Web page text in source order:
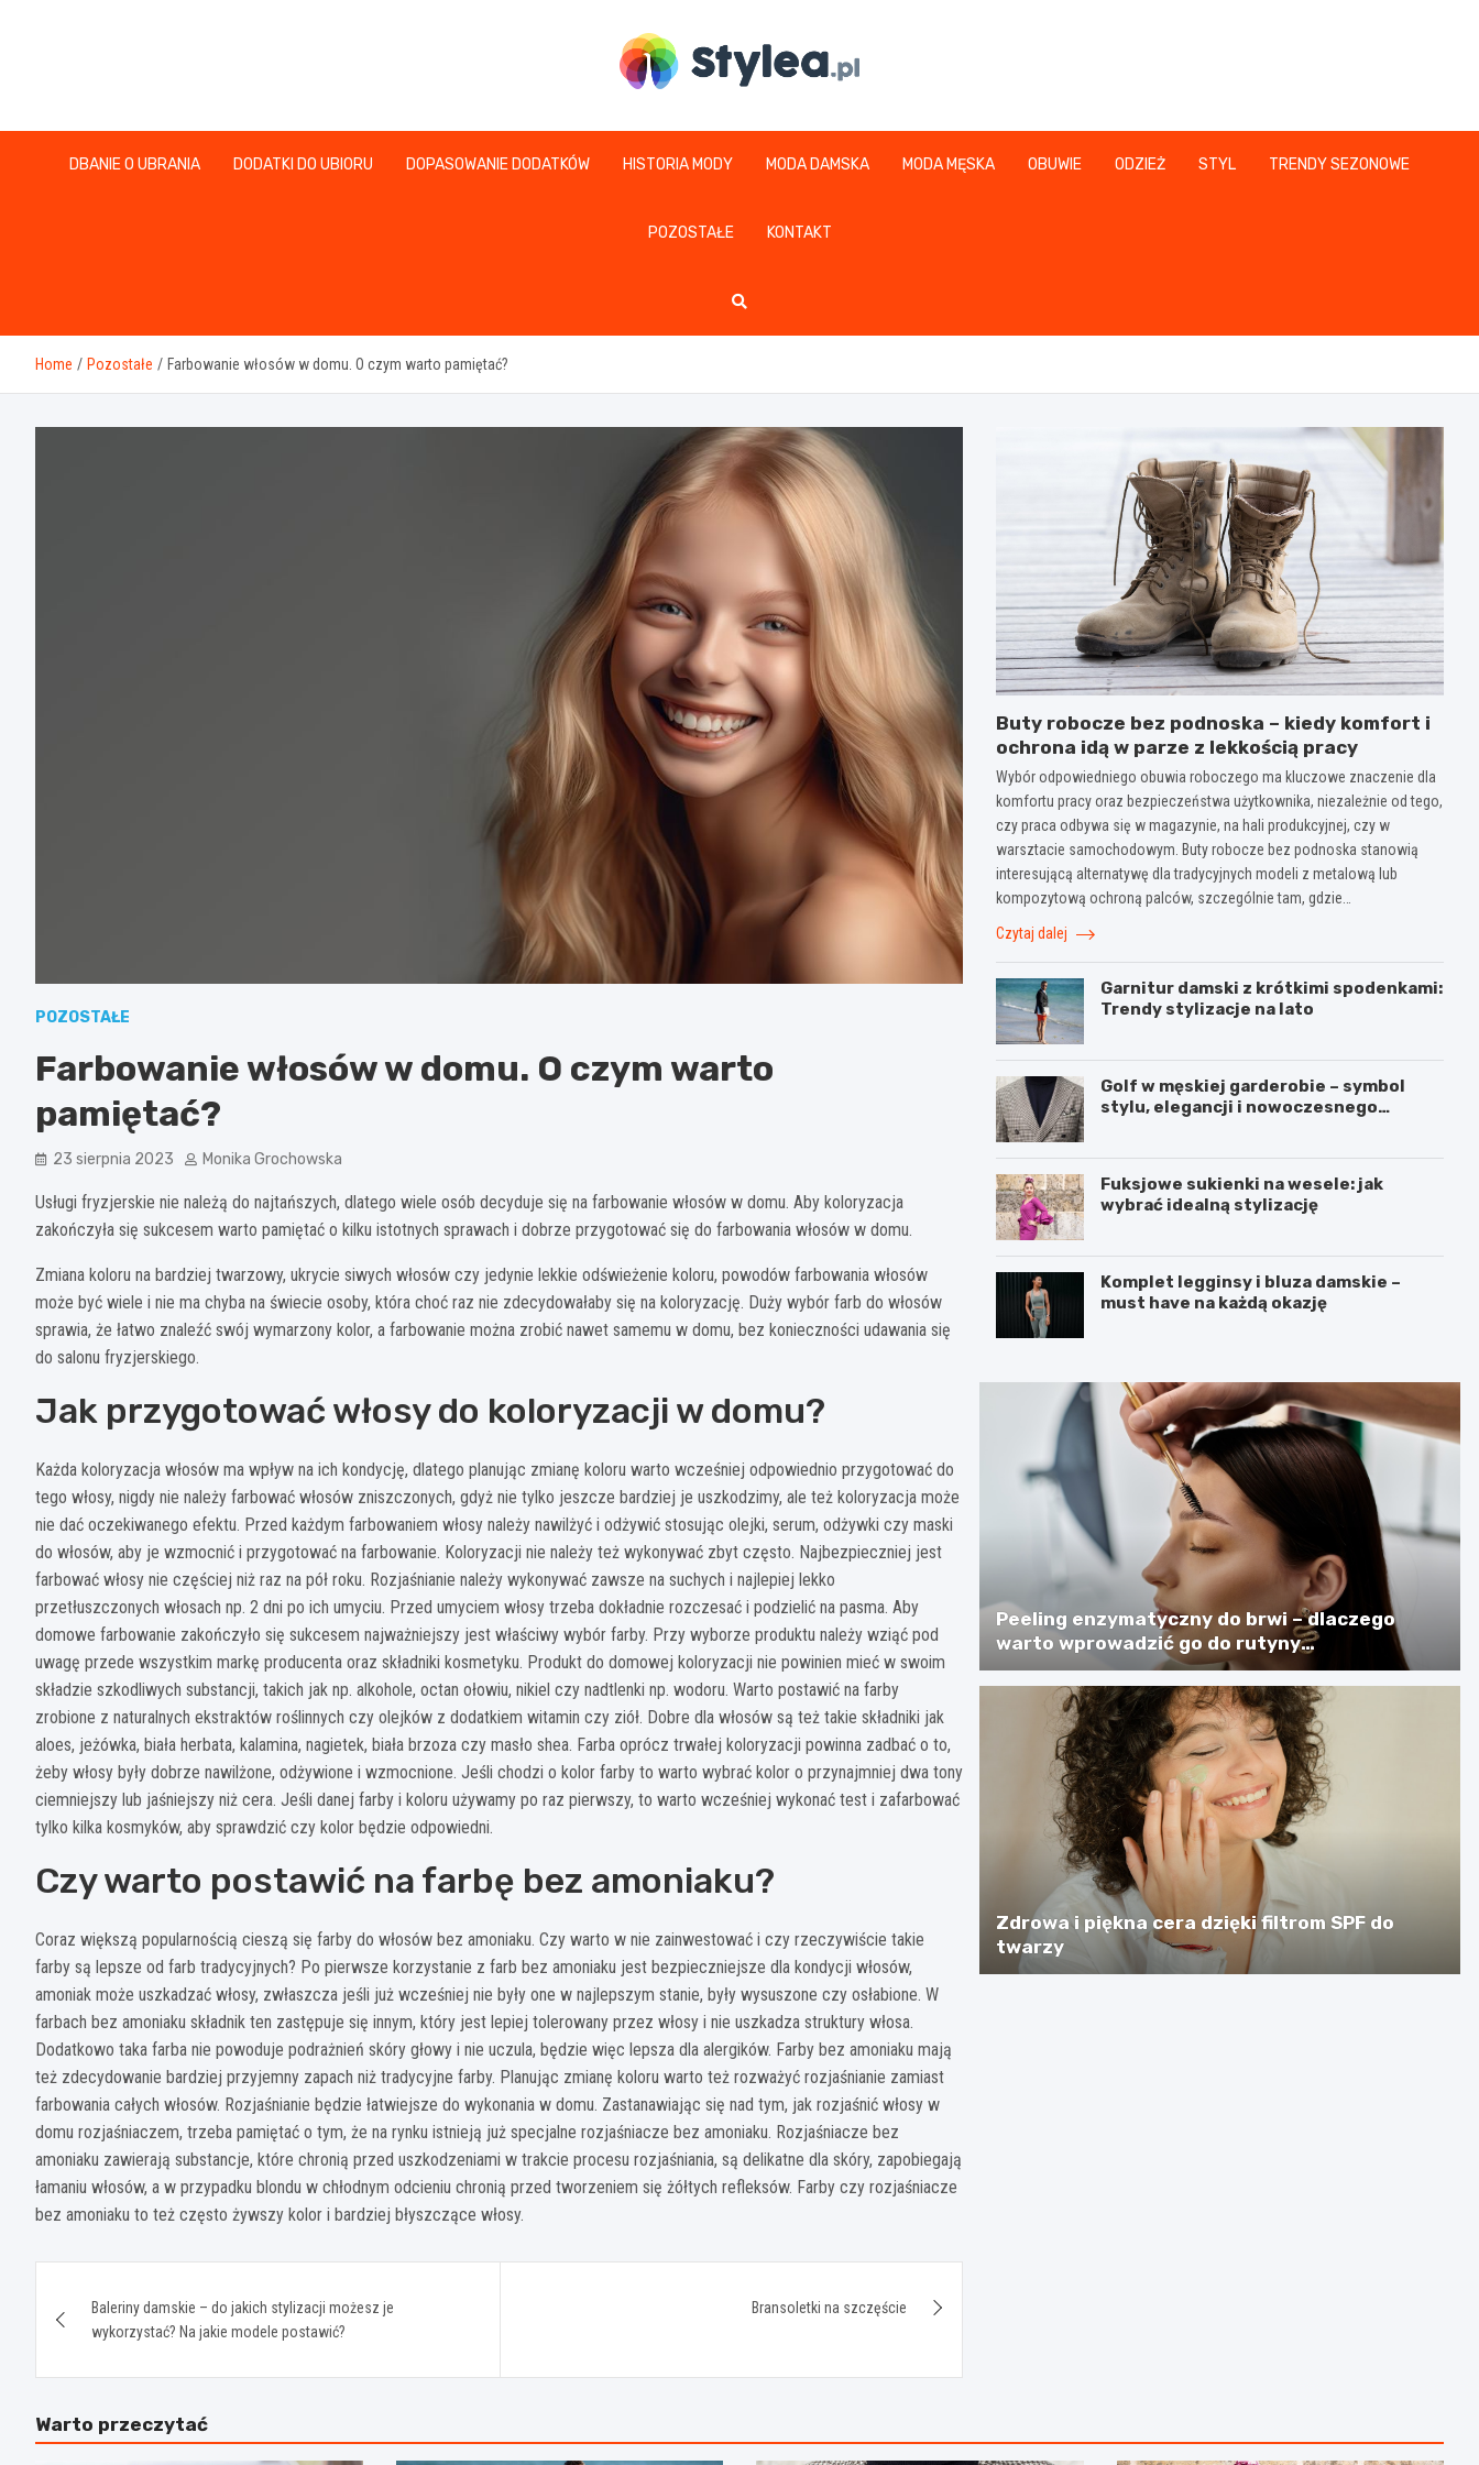
stylea.pl
DBANIE O UBRANIA DODATKI DO UBIORU DOPASOWANIE DODATKÓW HISTORIA MODY MODA DAMSKA MODA MĘSKA OBUWIE ODZIEŻ STYL TRENDY SEZONOWE
POZOSTAŁE KONTAKT
Home Pozostałe Farbowanie włosów w domu. O czym warto pamiętać?
POZOSTAŁE
Farbowanie włosów w domu. O czym warto
pamiętać?
23 sierpnia 2023 Monika Grochowska
Usługi fryzjerskie nie należą do najtańszych, dlatego wiele osób decyduje się na farbowanie włosów w domu. Aby koloryzacja
zakończyła się sukcesem warto pamiętać o kilku istotnych sprawach i dobrze przygotować się do farbowania włosów w domu.
Zmiana koloru na bardziej twarzowy, ukrycie siwych włosów czy jedynie lekkie odświeżenie koloru, powodów farbowania włosów
może być wiele i nie ma chyba na świecie osoby, która choć raz nie zdecydowałaby się na koloryzację. Duży wybór farb do włosów
sprawia, że łatwo znaleźć swój wymarzony kolor, a farbowanie można zrobić nawet samemu w domu, bez konieczności udawania się
do salonu fryzjerskiego.
Jak przygotować włosy do koloryzacji w domu?
Każda koloryzacja włosów ma wpływ na ich kondycję, dlatego planując zmianę koloru warto wcześniej odpowiednio przygotować do
tego włosy, nigdy nie należy farbować włosów zniszczonych, gdyż nie tylko jeszcze bardziej je uszkodzimy, ale też koloryzacja może
nie dać oczekiwanego efektu. Przed każdym farbowaniem włosy należy nawilżyć i odżywić stosując olejki, serum, odżywki czy maski
do włosów, aby je wzmocnić i przygotować na farbowanie. Koloryzacji nie należy też wykonywać zbyt często. Najbezpieczniej jest
farbować włosy nie częściej niż raz na pół roku. Rozjaśnianie należy wykonywać zawsze na suchych i najlepiej lekko
przetłuszczonych włosach np. 2 dni po ich umyciu. Przed umyciem włosy trzeba dokładnie rozczesać i podzielić na pasma. Aby
domowe farbowanie zakończyło się sukcesem najważniejszy jest właściwy wybór farby. Przy wyborze produktu należy wziąć pod
uwagę przede wszystkim markę producenta oraz składniki kosmetyku. Produkt do domowej koloryzacji nie powinien mieć w swoim
składzie szkodliwych substancji, takich jak np. alkohole, octan ołowiu, nikiel czy nadtlenki np. wodoru. Warto postawić na farby
zrobione z naturalnych ekstraktów roślinnych czy olejków z dodatkiem witamin czy ziół. Dobre dla włosów są też takie składniki jak
aloes, jeżówka, biała herbata, kalamina, nagietek, biała brzoza czy masło shea. Farba oprócz trwałej koloryzacji powinna zadbać o to,
żeby włosy były dobrze nawilżone, odżywione i wzmocnione. Jeśli chodzi o kolor farby to warto wybrać kolor o przynajmniej dwa tony
ciemniejszy lub jaśniejszy niż cera. Jeśli danej farby i koloru używamy po raz pierwszy, to warto wcześniej wykonać test i zafarbować
tylko kilka kosmyków, aby sprawdzić czy kolor będzie odpowiedni.
Czy warto postawić na farbę bez amoniaku?
Coraz większą popularnością cieszą się farby do włosów bez amoniaku. Czy warto w nie zainwestować i czy rzeczywiście takie
farby są lepsze od farb tradycyjnych? Po pierwsze korzystanie z farb bez amoniaku jest bezpieczniejsze dla kondycji włosów,
amoniak może uszkadzać włosy, zwłaszcza jeśli już wcześniej nie były one w najlepszym stanie, były wysuszone czy osłabione. W
farbach bez amoniaku składnik ten zastępuje się innym, który jest lepiej tolerowany przez włosy i nie uszkadza struktury włosa.
Dodatkowo taka farba nie powoduje podrażnień skóry głowy i nie uczula, będzie więc lepsza dla alergików. Farby bez amoniaku mają
też zdecydowanie bardziej przyjemny zapach niż tradycyjne farby. Planując zmianę koloru warto też rozważyć rozjaśnianie zamiast
farbowania całych włosów. Rozjaśnianie będzie łatwiejsze do wykonania w domu. Zastanawiając się nad tym, jak rozjaśnić włosy w
domu rozjaśniaczem, trzeba pamiętać o tym, że na rynku istnieją już specjalne rozjaśniacze bez amoniaku. Rozjaśniacze bez
amoniaku zawierają substancje, które chronią przed uszkodzeniami w trakcie procesu rozjaśniania, są delikatne dla skóry, zapobiegają
łamaniu włosów, a w przypadku blondu w chłodnym odcieniu chronią przed tworzeniem się żółtych refleksów. Farby czy rozjaśniacze
bez amoniaku to też często żywszy kolor i bardziej błyszczące włosy.
wpisuBaleriny damskie – do jakich stylizacji możesz je
wykorzystać? Na jakie modele postawić?
Bransoletki na szczęście
Buty robocze bez podnoska – kiedy komfort i
ochrona idą w parze z lekkością pracy
Wybór odpowiedniego obuwia roboczego ma kluczowe znaczenie dla
komfortu pracy oraz bezpieczeństwa użytkownika, niezależnie od tego,
czy praca odbywa się w magazynie, na hali produkcyjnej, czy w
warsztacie samochodowym. Buty robocze bez podnoska stanowią
interesującą alternatywę dla tradycyjnych modeli z metalową lub
kompozytową ochroną palców, szczególnie tam, gdzie…
Czytaj dalej
Garnitur damski z krótkimi spodenkami:
Trendy stylizacje na lato
Golf w męskiej garderobie – symbol
stylu, elegancji i nowoczesnego
Fuksjowe sukienki na wesele: jak
wybrać idealną stylizację
Komplet legginsy i bluza damskie –
must have na każdą okazję
Peeling enzymatyczny do brwi – dlaczego
warto wprowadzić go do rutyny
pielęgnacyjnej?
Zdrowa i piękna cera dzięki filtrom SPF do
twarzy
Warto przeczytać